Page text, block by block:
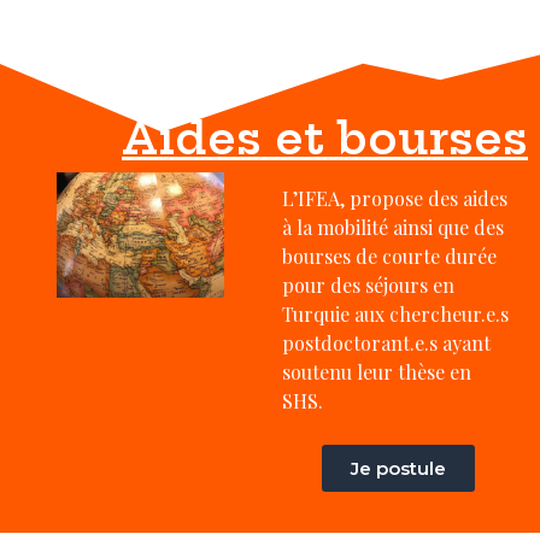
Aides et bourses
L’IFEA, propose des aides
à la mobilité ainsi que des
bourses de courte durée
pour des séjours en
Turquie aux chercheur.e.s
postdoctorant.e.s ayant
soutenu leur thèse en
SHS.
Je postule